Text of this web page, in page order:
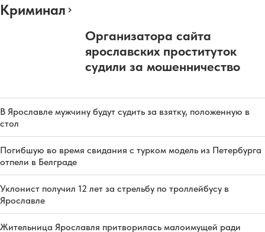
Криминал
Организатора сайта
ярославских проституток
судили за мошенничество
В Ярославле мужчину будут судить за взятку, положенную в
стол
Погибшую во время свидания с турком модель из Петербурга
отпели в Белграде
Уклонист получил 12 лет за стрельбу по троллейбусу в
Ярославле
Жительница Ярославля притворилась малоимущей ради